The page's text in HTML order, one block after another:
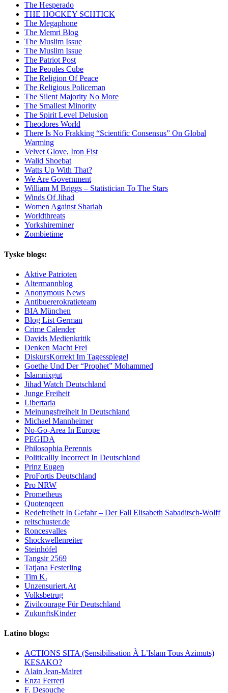
The Hesperado
THE HOCKEY SCHTICK
The Megaphone
The Memri Blog
The Muslim Issue
The Muslim Issue
The Patriot Post
The Peoples Cube
The Religion Of Peace
The Religious Policeman
The Silent Majority No More
The Smallest Minority
The Spirit Level Delusion
Theodores World
There Is No Frakking “Scientific Consensus” On Global
Warming
Velvet Glove, Iron Fist
Walid Shoebat
Watts Up With That?
We Are Government
William M Briggs – Statistician To The Stars
Winds Of Jihad
Women Against Shariah
Worldthreats
Yorkshireminer
Zombietime
Tyske blogs:
Aktive Patrioten
Altermannblog
Anonymous News
Antibuererokratieteam
BIA München
Blog List German
Crime Calender
Davids Medienkritik
Denken Macht Frei
DiskursKorrekt Im Tagesspiegel
Goethe Und Der “Prophet” Mohammed
Islamnixgut
Jihad Watch Deutschland
Junge Freiheit
Libertaria
Meinungsfreiheit In Deutschland
Michael Mannheimer
No-Go-Area In Europe
PEGIDA
Philosophia Perennis
Politicallly Incorrect In Deutschland
Prinz Eugen
ProFortis Deutschland
Pro NRW
Prometheus
Quotenqeen
Redefreiheit In Gefahr – Der Fall Elisabeth Sabaditsch-Wolff
reitschuster.de
Roncesvalles
Shockwellenreiter
Steinhöfel
Tangsir 2569
Tatjana Festerling
Tim K.
Unzensuriert.At
Volksbetrug
Zivilcourage Für Deutschland
ZukunftsKinder
Latino blogs:
ACTIONS SITA (Sensibilisation À L’Islam Tous Azimuts)
KESAKO?
Alain Jean-Mairet
Enza Ferreri
F. Desouche